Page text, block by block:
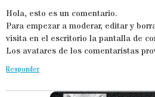
Hola, esto es un comentario.
Para empezar a moderar, editar y
visita en el escritorio la pantalla de
Los avatares de los comentaristas
Responder